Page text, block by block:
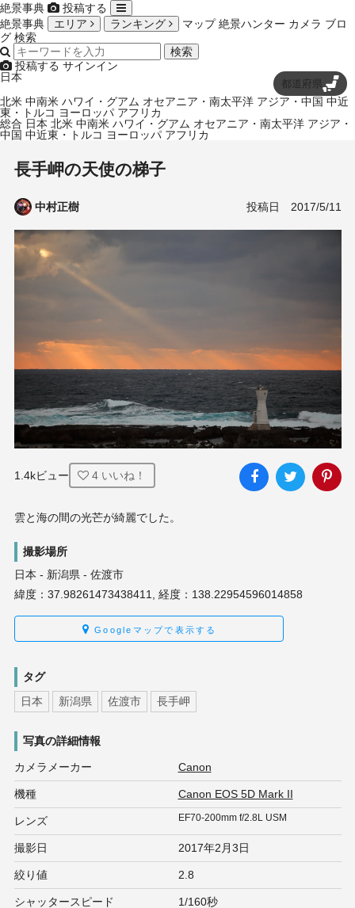
絶景事典
投稿する
絶景事典
エリア ランキング マップ 絶景ハンター カメラ ブロ
グ 検索
検索
投稿する サインイン
日本
都道府県
北米 中南米 ハワイ・グアム オセアニア・南太平洋 アジア・中国 中近
東・トルコ ヨーロッパ アフリカ
総合 日本 北米 中南米 ハワイ・グアム オセアニア・南太平洋 アジア・
中国 中近東・トルコ ヨーロッパ アフリカ
長手岬の天使の梯子
中村正樹 投稿日 2017/5/11
1.4kビュー 4 いいね！
雲と海の間の光芒が綺麗でした。
撮影場所
日本 - 新潟県 - 佐渡市
緯度：37.98261473438411, 経度：138.22954596014858
Googleマップで表示する
タグ
日本
新潟県 佐渡市 長手岬
写真の詳細情報
カメラメーカー Canon
機種 Canon EOS 5D Mark II
レンズ EF70-200mm f/2.8L USM
撮影日 2017年2月3日
絞り値 2.8
シャッタースピード 1/160秒